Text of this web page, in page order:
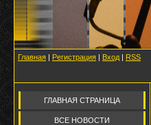
Главная | Регистрация | Вход | RSS
ГЛАВНАЯ СТРАНИЦА
ВСЕ НОВОСТИ